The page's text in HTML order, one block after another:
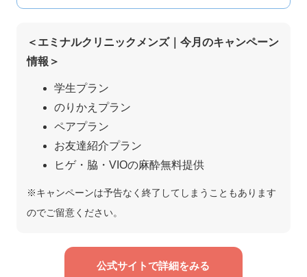
＜エミナルクリニックメンズ｜今月のキャンペーン
情報＞
学生プラン
のりかえプラン
ペアプラン
お友達紹介プラン
ヒゲ・脇・VIOの麻酔無料提供
※キャンペーンは予告なく終了してしまうこともあります
のでご留意ください。
公式サイトで詳細をみる